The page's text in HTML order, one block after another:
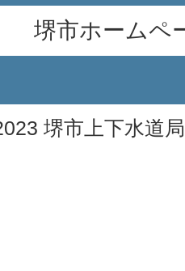
堺市ホームペ
堺市上下水道